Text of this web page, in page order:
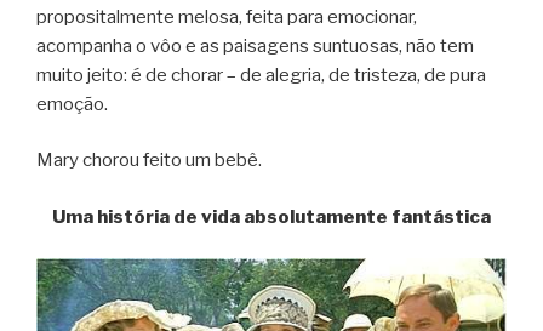
propositalmente melosa, feita para emocionar,
acompanha o vôo e as paisagens suntuosas, não tem
muito jeito: é de chorar – de alegria, de tristeza, de pura
emoção.
Mary chorou feito um bebê.
Uma história de vida absolutamente fantástica